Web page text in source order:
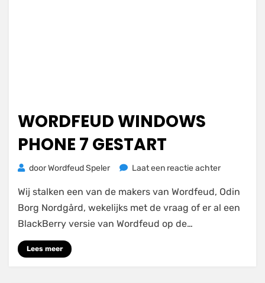
WORDFEUD WINDOWS
PHONE 7 GESTART
doorWordfeud Speler Laat een reactie achterop
Windows
Phone
Wij stalken een van de makers van Wordfeud, Odin
Borg Nordgård, wekelijks met de vraag of er al een
BlackBerry versie van Wordfeud op de…
Lees meer